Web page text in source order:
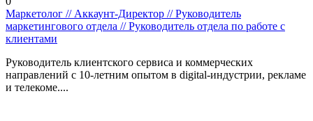
Маркетолог // Аккаунт-Директор // Руководитель
маркетингового отдела // Руководитель отдела по работе с
клиентами
Руководитель клиентского сервиса и коммерческих
направлений с 10-летним опытом в digital-индустрии, рекламе
и телекоме....